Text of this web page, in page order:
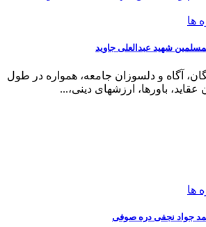
ها
شهید عبدالعلی جاوید
آگاه و دلسوزان جامعه، همواره در طول
عقاید، باورها، ارزش­های دینی،...
ها
جواد نجفی دره صوفی